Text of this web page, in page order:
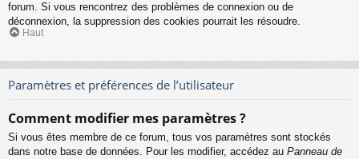
forum. Si vous rencontrez des problèmes de connexion ou de
déconnexion, la suppression des cookies pourrait les résoudre.
Haut
Paramètres et préférences de l’utilisateur
Comment modifier mes paramètres ?
Si vous êtes membre de ce forum, tous vos paramètres sont stockés
dans notre base de données. Pour les modifier, accédez au Panneau de